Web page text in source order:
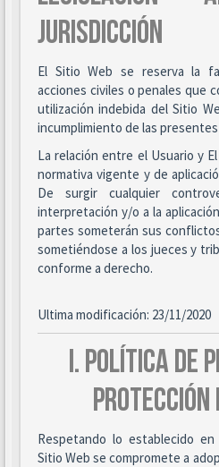
JURISDICCIÓN
El Sitio Web se reserva la
acciones civiles o penales que
utilización indebida del Sitio
incumplimiento de las
La relación entre el Usuario y
normativa vigente y de
De surgir cualquier
interpretación y/o a la
partes someterán sus
sometiéndose a los jueces y
conforme a derecho.
Ultima modificación: 23/11/2020
I. POLÍTICA DE
Respetando lo establecido
Sitio Web se compromete a